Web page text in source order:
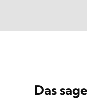
Das